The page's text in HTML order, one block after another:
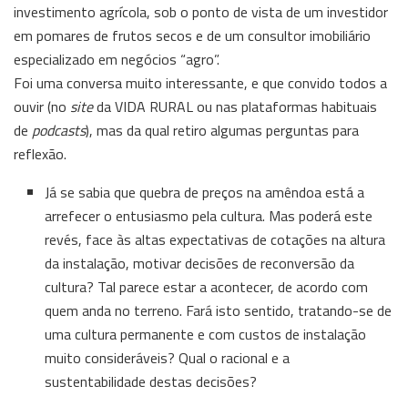
investimento agrícola, sob o ponto de vista de um investidor
em pomares de frutos secos e de um consultor imobiliário
especializado em negócios “agro”.
Foi uma conversa muito interessante, e que convido todos a
ouvir (no siteda VIDA RURAL ou nas plataformas habituais
de podcasts), mas da qual retiro algumas perguntas para
reflexão.
Já se sabia que quebra de preços na amêndoa está a
arrefecer o entusiasmo pela cultura. Mas poderá este
revés, face às altas expectativas de cotações na altura
da instalação, motivar decisões de reconversão da
cultura? Tal parece estar a acontecer, de acordo com
quem anda no terreno. Fará isto sentido, tratando-se de
uma cultura permanente e com custos de instalação
muito consideráveis? Qual o racional e a
sustentabilidade destas decisões?